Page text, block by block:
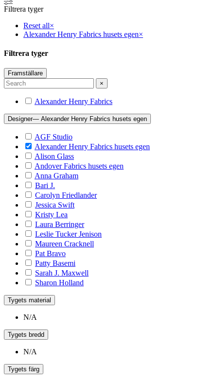
Filtrera tyger
Reset all×
Alexander Henry Fabrics husets egen×
Filtrera tyger
Framställare
×
Alexander Henry Fabrics
Designer— Alexander Henry Fabrics husets egen
AGF Studio
Alexander Henry Fabrics husets egen
Alison Glass
Andover Fabrics husets egen
Anna Graham
Bari J.
Carolyn Friedlander
Jessica Swift
Kristy Lea
Laura Berringer
Leslie Tucker Jenison
Maureen Cracknell
Pat Bravo
Patty Basemi
Sarah J. Maxwell
Sharon Holland
Tygets material
N/A
Tygets bredd
N/A
Tygets färg